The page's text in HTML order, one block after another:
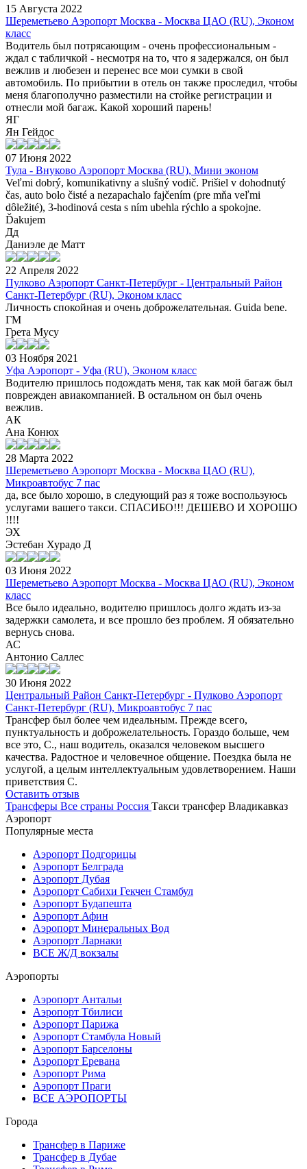
15 Августа 2022
Шереметьево Аэропорт Москва - Москва ЦАО (RU), Эконом
класс
Водитель был потрясающим - очень профессиональным -
ждал с табличкой - несмотря на то, что я задержался, он был
вежлив и любезен и перенес все мои сумки в свой
автомобиль. По прибытии в отель он также проследил, чтобы
меня благополучно разместили на стойке регистрации и
отнесли мой багаж. Какой хороший парень!
ЯГ
Ян Гейдос
07 Июня 2022
Тула - Внуково Аэропорт Москва (RU), Мини эконом
Veľmi dobrý, komunikativny a slušný vodič. Prišiel v dohodnutý
čas, auto bolo čisté a nezapachalo fajčením (pre mňa veľmi
dôležité), 3-hodinová cesta s ním ubehla rýchlo a spokojne.
Ďakujem
Дд
Даниэле де Матт
22 Апреля 2022
Пулково Аэропорт Санкт-Петербург - Центральный Район
Санкт-Петербург (RU), Эконом класс
Личность спокойная и очень доброжелательная. Guida bene.
ГМ
Грета Мусу
03 Ноября 2021
Уфа Аэропорт - Уфа (RU), Эконом класс
Водителю пришлось подождать меня, так как мой багаж был
поврежден авиакомпанией. В остальном он был очень
вежлив.
АК
Ана Конюх
28 Марта 2022
Шереметьево Аэропорт Москва - Москва ЦАО (RU),
Микроавтобус 7 пас
да, все было хорошо, в следующий раз я тоже воспользуюсь
услугами вашего такси. СПАСИБО!!! ДЕШЕВО И ХОРОШО
!!!!
ЭХ
Эстебан Хурадо Д
03 Июня 2022
Шереметьево Аэропорт Москва - Москва ЦАО (RU), Эконом
класс
Все было идеально, водителю пришлось долго ждать из-за
задержки самолета, и все прошло без проблем. Я обязательно
вернусь снова.
АС
Антонио Саллес
30 Июня 2022
Центральный Район Санкт-Петербург - Пулково Аэропорт
Санкт-Петербург (RU), Микроавтобус 7 пас
Трансфер был более чем идеальным. Прежде всего,
пунктуальность и доброжелательность. Гораздо больше, чем
все это, С., наш водитель, оказался человеком высшего
качества. Радостное и человечное общение. Поездка была не
услугой, а целым интеллектуальным удовлетворением. Наши
приветствия С.
Оставить отзыв
Трансферы Все страны Россия Такси трансфер Владикавказ
Аэропорт
Популярные места
Аэропорт Подгорицы
Аэропорт Белграда
Аэропорт Дубая
Аэропорт Сабихи Гекчен Стамбул
Аэропорт Будапешта
Аэропорт Афин
Аэропорт Минеральных Вод
Аэропорт Ларнаки
ВСЕ Ж/Д вокзалы
Аэропорты
Аэропорт Антальи
Аэропорт Тбилиси
Аэропорт Парижа
Аэропорт Стамбула Новый
Аэропорт Барселоны
Аэропорт Еревана
Аэропорт Рима
Аэропорт Праги
ВСЕ АЭРОПОРТЫ
Города
Трансфер в Париже
Трансфер в Дубае